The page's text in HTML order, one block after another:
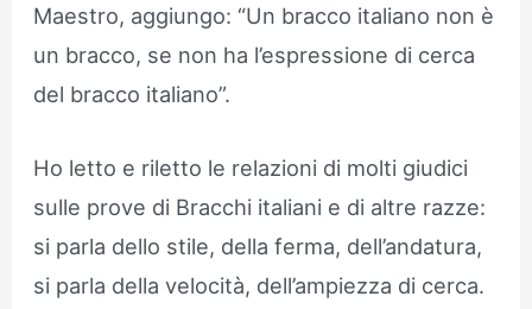
Maestro, aggiungo: “Un bracco italiano non è
un bracco, se non ha l’espressione di cerca
del bracco italiano”.
Ho letto e riletto le relazioni di molti giudici
sulle prove di Bracchi italiani e di altre razze:
si parla dello stile, della ferma, dell’andatura,
si parla della velocità, dell’ampiezza di cerca.